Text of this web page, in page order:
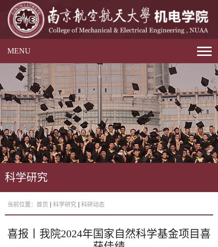
MENU
科学研究
当前位置： 首页 科学研究 科研动态
喜报丨我院2024年国家自然科学基金项目喜